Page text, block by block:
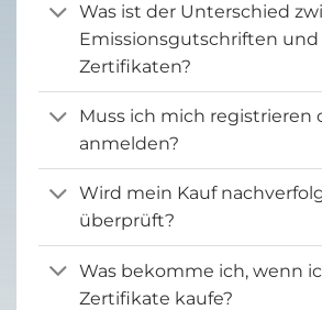
Was ist der Unterschied
Emissionsgutschriften und
Zertifikaten?
Muss ich mich registrieren
anmelden?
Wird mein Kauf
überprüft?
Was bekomme ich, wenn
Zertifikate kaufe?